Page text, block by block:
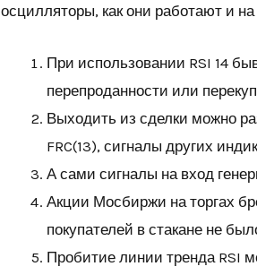
осцилляторы, как они работают и
При использовании RSI 14
перепроданности или
Выходить из сделки можно
FRC(13), сигналы других
А сами сигналы на вход
Акции Мосбиржи на торгах
покупателей в стакане не
Пробитие линии тренда RSI